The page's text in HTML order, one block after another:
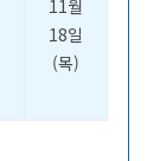
11월
18일
(목)